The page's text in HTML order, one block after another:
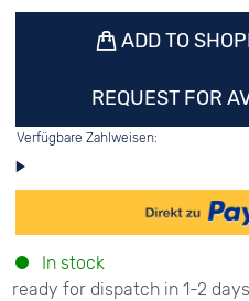
ADD TO
REQUEST FOR
Verfügbare Zahlweisen:
In stock
ready for dispatch in 1-2 days